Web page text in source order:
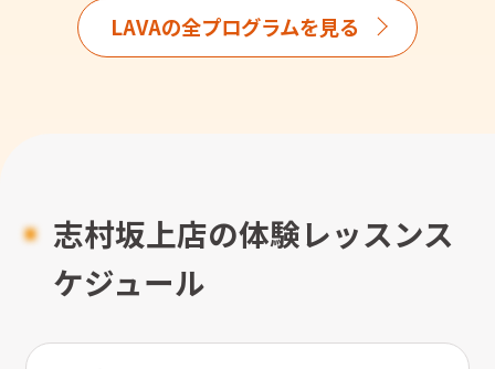
LAVAの全プログラムを見る
志村坂上店の体験レッスンス
ケジュール